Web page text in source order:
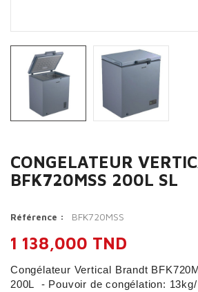
CONGELATEUR
BFK720MSS 200L SL
Référence : BFK720MSS
1 138,000 TND
Congélateur Vertical Brandt
200L - Pouvoir de congélation: